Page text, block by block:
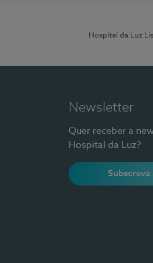
Hospital da Luz
Newsletter
Quer receber a
Hospital da Luz?
Subscreva